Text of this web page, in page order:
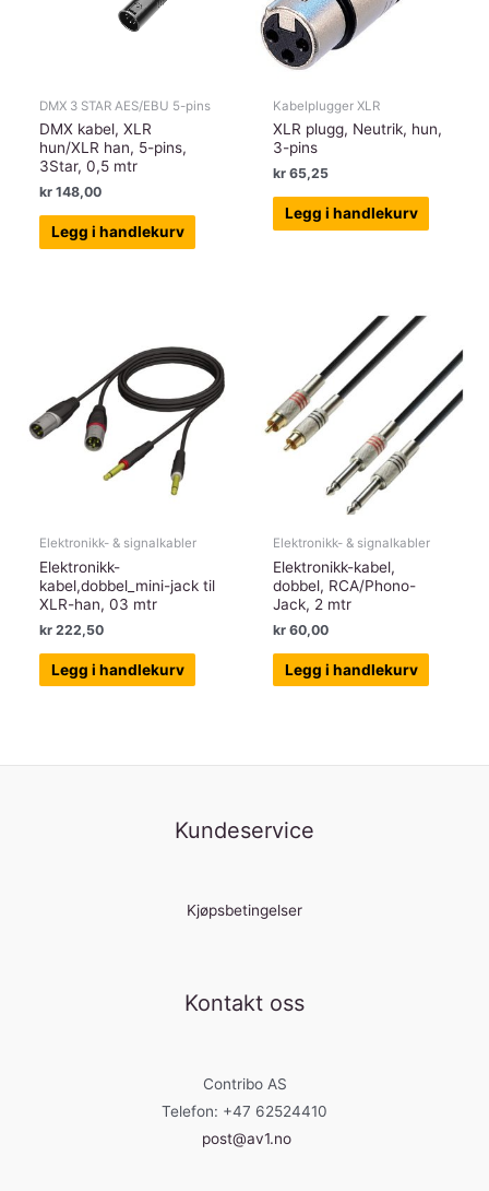
DMX 3 STAR AES/EBU 5-pins
DMX kabel, XLR
hun/XLR han, 5-pins,
3Star, 0,5 mtr
kr 148,00
Legg i handlekurv
Kabelplugger XLR
XLR plugg, Neutrik, hun,
3-pins
kr 65,25
Legg i handlekurv
Elektronikk- & signalkabler
Elektronikk-
kabel,dobbel_mini-jack til
XLR-han, 03 mtr
kr 222,50
Legg i handlekurv
Elektronikk- & signalkabler
Elektronikk-kabel,
dobbel, RCA/Phono-
Jack, 2 mtr
kr 60,00
Legg i handlekurv
Kundeservice
Kjøpsbetingelser
Kontakt oss
Contribo AS
Telefon: +47 62524410
post@av1.no